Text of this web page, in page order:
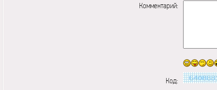
Комментарий:
Код: